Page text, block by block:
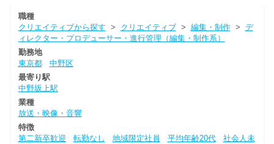
職種
クリエイティブから探す > クリエイティブ> 編集・制作> デ
ィレクター・プロデューサー・進行管理（編集・制作系）
勤務地
東京都
中野区
最寄り駅
中野坂上駅
業種
放送・映像・音響
特徴
第二新卒歓迎
転勤なし 地域限定社員 平均年齢20代
社会人未